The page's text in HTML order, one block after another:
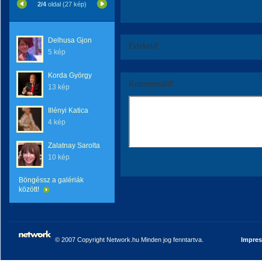
2/4 oldal (27 kép)
Delhusa Gjon
5 kép
Korda György
13 kép
Illényi Katica
4 kép
Zalatnay Sarolta
10 kép
Böngéssz a galériák
között!
Értékeld!
Kommentáld!
© 2007 Copyright Network.hu Minden jog fenntartva.